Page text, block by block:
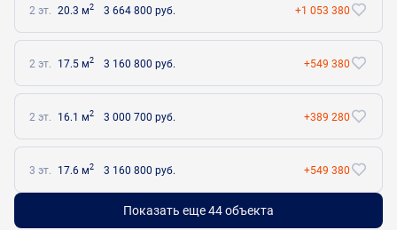
2 эт. 20.3 м2 3 664 800 руб. +1 053 380
2 эт. 17.5 м2 3 160 800 руб. +549 380
2 эт. 16.1 м2 3 000 700 руб. +389 280
3 эт. 17.6 м2 3 160 800 руб. +549 380
Показать еще 44 объектa